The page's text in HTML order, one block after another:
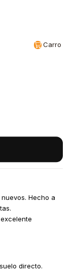
Carro
Hecho a
directo.